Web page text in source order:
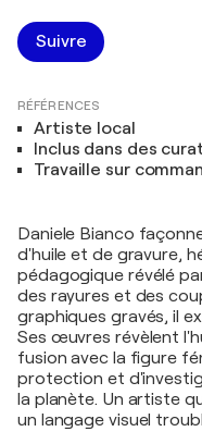
Suivre
RÉFÉRENCES
Artiste local
Inclus dans des
Travaille sur
Daniele Bianco
d'huile et de gravure,
pédagogique révélé
des rayures et des
graphiques gravés, il
Ses œuvres révèlent
fusion avec la figure
protection et
la planète. Un artiste
un langage visuel